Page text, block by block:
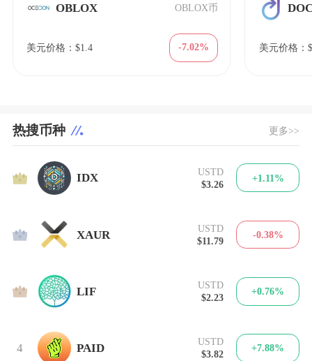
OBLOX OBLOX币
美元价格：$1.4 -7.02% 美元价格：
热搜币种 更多>>
1 IDX
USTD
$3.26
+1.11%
2 XAUR
USTD
$11.79
-0.38%
3 LIF
USTD
$2.23
+0.76%
4 PAID
USTD
$3.82
+7.88%